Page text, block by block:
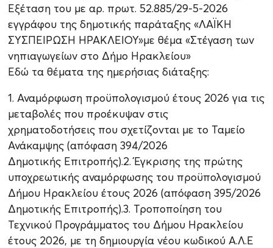
Εξέταση του με αρ. πρωτ. 52.885/29-5-2026
εγγράφου της δημοτικής παράταξης «ΛΑΪΚΗ
ΣΥΣΠΕΙΡΩΣΗ ΗΡΑΚΛΕΙΟΥ»με θέμα «Στέγαση των
νηπιαγωγείων στο Δήμο Ηρακλείου»
Εδώ τα θέματα της ημερήσιας διάταξης:
1. Αναμόρφωση προϋπολογισμού έτους 2026 για τις
μεταβολές που προέκυψαν στις
χρηματοδοτήσεις που σχετίζονται με το Ταμείο
Ανάκαμψης (απόφαση 394/2026
Δημοτικής Επιτροπής).2. Έγκρισης της πρώτης
υποχρεωτικής αναμόρφωσης του προϋπολογισμού
Δήμου Ηρακλείου έτους 2026 (απόφαση 395/2026
Δημοτικής Επιτροπής).3. Τροποποίηση του
Τεχνικού Προγράμματος του Δήμου Ηρακλείου
έτους 2026, με τη δημιουργία νέου κωδικού Α.Λ.Ε